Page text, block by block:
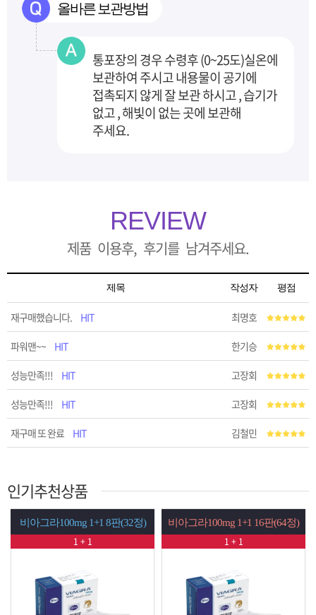
올바른 보관방법
통포장의 경우 수령후 (0~25도)실온에
보관하여 주시고 내용물이 공기에
접촉되지 않게 잘 보관하시고 , 습기가
없고 , 해빛이 없는 곳에 보관해
주세요.
REVIEW
제품 이용후, 후기를 남겨주세요.
제목 작성자 평점
재구매했습니다. HIT 최명호
파워맨~~ HIT 한기승
성능만족!!! HIT 고장회
성능만족!!! HIT 고장회
재구매 또 완료 HIT 김철민
인기추천상품
(32정) 비아그라100mg 1+1 16판(64정) 시알리스20mg 1+1 8판